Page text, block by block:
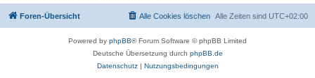
Foren-Übersicht Alle Zeiten sind UTC+02:00
Alle Cookies löschen
Powered by phpBB® Forum Software © phpBB Limited
Deutsche Übersetzung durch phpBB.de
Datenschutz| Nutzungsbedingungen